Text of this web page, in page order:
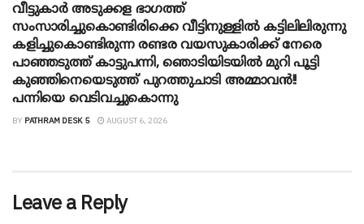
വീട്ടുകാർ അ‌ടുക്കള ഭാ​ഗത്ത്
സംസാരിച്ചുകൊണ്ടിരിക്കെ വീട്ടിനുള്ളിൽ കട്ടിലിലിരുന്നു
കളിച്ചുകൊണ്ടിരുന്ന രണ്ടര വയസുകാരിക്ക് നേരെ
പാഞ്ഞടുത്ത് കാട്ടുപന്നി, ‍ഞൊടിയി‌ടയിൽ മുറി പൂട്ടി
കുഞ്ഞിനെയെടുത്ത് പുറത്തുചാടി അമ്മാവൻ!!
പന്നിയെ വെടിവച്ചുകൊന്നു
BY PATHRAM DESK 5 AUGUST 6, 2026
Leave a Reply